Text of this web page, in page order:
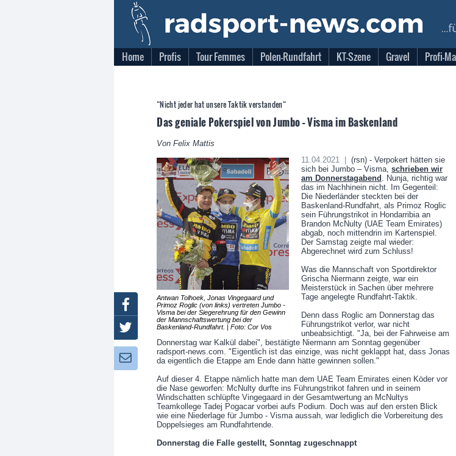
Home Profis Tour Femmes Polen-Rundfahrt KT-Szene Gravel Profi-
“Nicht jeder hat unsere Taktik verstanden“
Das geniale Pokerspiel von Jumbo – Visma im Baskenland
Von Felix Mattis
Antwan Tolhoek, Jonas Vingegaard und
Primoz Roglic (von links) vertreten Jumbo -
Visma bei der Siegerehrung für den Gewinn
der Mannschaftswertung bei der
Baskenland-Rundfahrt. | Foto: Cor Vos
11.04.2021 |
(rsn) - Verpokert hätten sie
sich bei Jumbo – Visma, schrieben wir
am Donnerstagabend . Nunja, richtig war
das im Nachhinein nicht. Im Gegenteil:
Die Niederländer steckten bei der
Baskenland-Rundfahrt, als Primoz Roglic
sein Führungstrikot in Hondarribia an
Brandon McNulty (UAE Team Emirates)
abgab, noch mittendrin im Kartenspiel.
Der Samstag zeigte mal wieder:
Abgerechnet wird zum Schluss!
Was die Mannschaft von Sportdirektor
Grischa Niermann zeigte, war ein
Meisterstück in Sachen über mehrere
Tage angelegte Rundfahrt-Taktik.
Denn dass Roglic am Donnerstag das
Führungstrikot verlor, war nicht
unbeabsichtigt. "Ja, bei der Fahrweise am
Donnerstag war Kalkül dabei", bestätigte Niermann am Sonntag gegenüber
radsport-news.com. "Eigentlich ist das einzige, was nicht geklappt hat, dass Jonas
da eigentlich die Etappe am Ende dann hätte gewinnen sollen."
Auf dieser 4. Etappe nämlich hatte man dem UAE Team Emirates einen Köder vor
die Nase geworfen: McNulty durfte ins Führungstrikot fahren und in seinem
Windschatten schlüpfte Vingegaard in der Gesamtwertung an McNultys
Teamkollege Tadej Pogacar vorbei aufs Podium. Doch was auf den ersten Blick
wie eine Niederlage für Jumbo - Visma aussah, war lediglich die Vorbereitung des
Doppelsieges am Rundfahrtende.
Donnerstag die Falle gestellt, Sonntag zugeschnappt
Facebook
Twitter
Newsletter: